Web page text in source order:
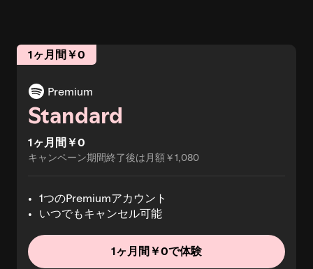
1ヶ月間￥0
Premium
Standard
1ヶ月間￥0
キャンペーン期間終了後は月額￥1,080
1つのPremiumアカウント
いつでもキャンセル可能
1ヶ月間￥0で体験